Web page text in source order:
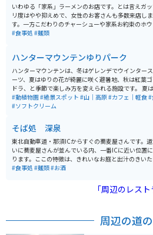
いわゆる「家系」ラーメンのお店です。とは言えガ
リ度はやや抑えめで、女性のお客さんも多数来店しま
す。一方こだわりのチャーシューや家系お約束のホ
ンソウなど、ラーメンファンの求めるツボはしっかり
す。
#食事処 #麺類
ハンターマウンテンゆりパーク
ハンターマウンテンは、冬はゲレンデでウインター
ーツ、夏はゆりの花が綺麗に咲く避暑地、秋は紅葉
ドラ、と季節で楽しみ方を変えられる施設です。 夏はゲ
レンデ一面に咲くゆりの花が美しく、約50種400万
ゆりは圧巻です。標高約1,300mの高原で、都会から1
オリジナルグッズのお土産などを購入できます。 秋はゴ
ンドラで、塩原の紅葉を空中散歩。もみじの名所、「
塩もみじライン」を通り、絶景の期待感が高まりま
スキー場ならではの大パノラマを楽しめます。塩原温
泉、鬼怒川温泉も近いので、お帰りの際は日帰り温
オススメです。
#動植物園#絶景スポット #山｜高原#カフェ｜軽食#
#ソフトクリーム
そば処 深泉
東北自動車道・那須ICからすぐの蕎麦屋さんです。
いに蕎麦屋さんが並んでいる内、一番ICに近い位置
ります。ここの特徴は、きれいなお庭と出汁のきい
が上品な味の蕎麦が堪能できます。 メニューはあまり
が途切れることなく入ってきて、なかなかの人気です
#食事処 #麺類#お酒
「周辺のレス
周辺の道